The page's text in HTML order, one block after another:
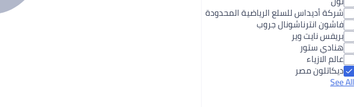
شركة أديداس للسلع الرياضية المحدودة
فاشون انترناشونال جروب
بريفس نايت وير
هنادي ستور
عالم الازياء
ديكاتلون مصر
See All